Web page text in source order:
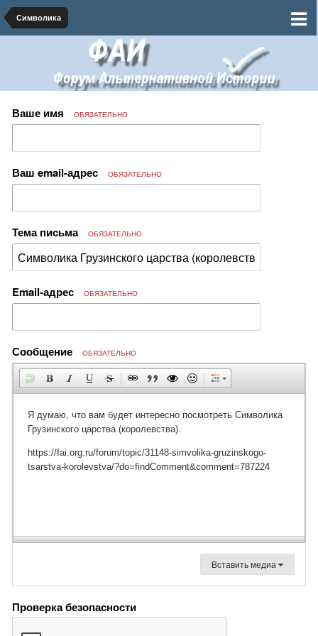
Символика
Ваше имя ОБЯЗАТЕЛЬНО
Ваш email-адрес ОБЯЗАТЕЛЬНО
Тема письма ОБЯЗАТЕЛЬНО
Email-адрес ОБЯЗАТЕЛЬНО
Сообщение ОБЯЗАТЕЛЬНО
Вставить медиа
Проверка безопасности